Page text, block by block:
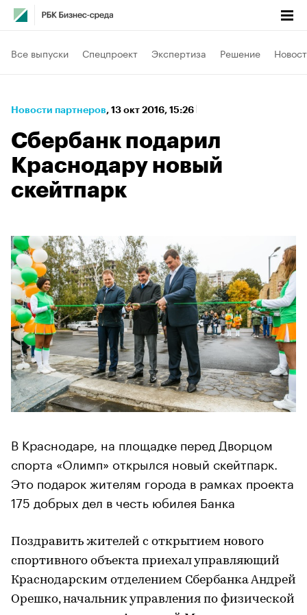
Все выпуски Спецпроект Экспертиза Решение
Новости партнеров⁠, 13 окт 2016, 15:26
Сбербанк подарил
Краснодару новый
скейтпарк
В Краснодаре, на площадке перед Дворцом
спорта «Олимп» открылся новый скейтпарк.
Это подарок жителям города в рамках проекта
175 добрых дел в честь юбилея Банка
Поздравить жителей с открытием нового
спортивного объекта приехал управляющий
Краснодарским отделением Сбербанка Андрей
Орешко, начальник управления по физической